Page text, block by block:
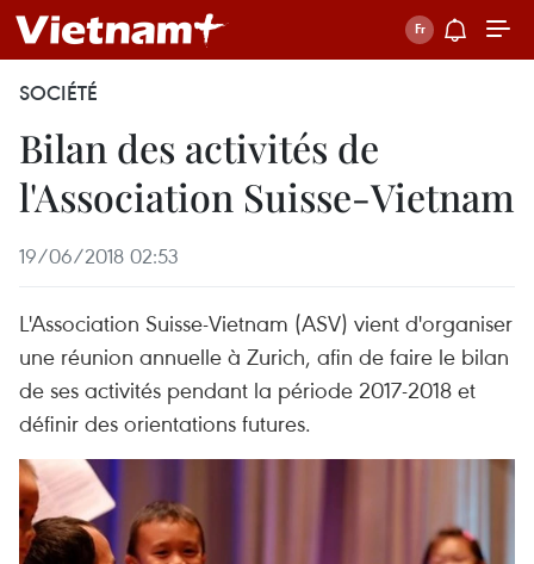
SOCIÉTÉ
Bilan des activités de
l'Association Suisse-Vietnam
19/06/2018 02:53
L'Association Suisse-Vietnam (ASV) vient d'organiser
une réunion annuelle à Zurich, afin de faire le bilan
de ses activités pendant la période 2017-2018 et
définir des orientations futures.